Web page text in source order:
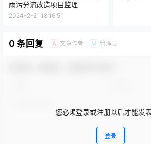
雨污分流改造项目监理
2024-2-21 18:16:51
0 条回复 A 文章作者 M 管理员
您必须登录或注册以后才能发
登录